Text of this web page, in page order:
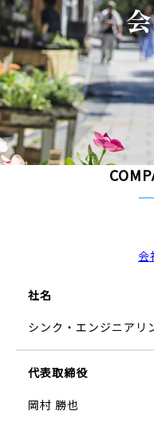
会
社名
シンク・エンジニアリ
代表取締役
岡村 勝也